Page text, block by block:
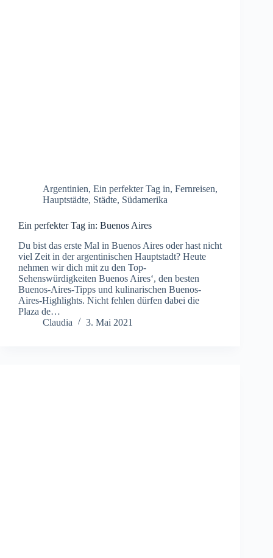
Argentinien, Ein perfekter Tag in, Fernreisen,
Hauptstädte, Städte, Südamerika
Ein perfekter Tag in: Buenos Aires
Du bist das erste Mal in Buenos Aires oder hast nicht
viel Zeit in der argentinischen Hauptstadt? Heute
nehmen wir dich mit zu den Top-
Sehenswürdigkeiten Buenos Aires‘, den besten
Buenos-Aires-Tipps und kulinarischen Buenos-
Aires-Highlights. Nicht fehlen dürfen dabei die
Plaza de…
Claudia
3. Mai 2021